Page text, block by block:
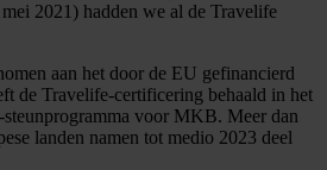
2021) hadden we al de Travelife
aan het door de EU gefinancierd
de Travelife-certificering behaald in het
voor MKB. Meer dan
landen namen tot medio 2023 deel